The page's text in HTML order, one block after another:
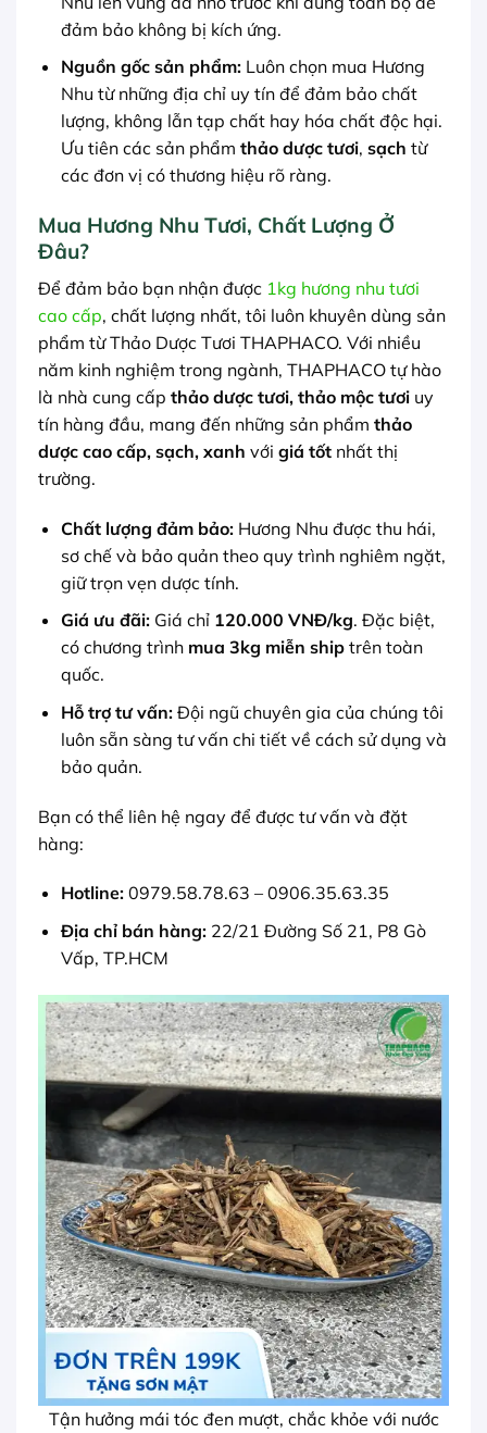
đảm bảo không bị kích ứng.
Nguồn gốc sản phẩm:Luôn chọn mua Hương
Nhu từ những địa chỉ uy tín để đảm bảo chất
lượng, không lẫn tạp chất hay hóa chất độc hại.
Ưu tiên các sản phẩm thảo dược tươi, sạch từ
các đơn vị có thương hiệu rõ ràng.
Mua Hương Nhu Tươi, Chất Lượng Ở
Đâu?
Để đảm bảo bạn nhận được 1kg hương nhu tươi
cao cấp, chất lượng nhất, tôi luôn khuyên dùng sản
phẩm từ Thảo Dược Tươi THAPHACO. Với nhiều
năm kinh nghiệm trong ngành, THAPHACO tự hào
là nhà cung cấp thảo dược tươi, thảo mộc tươi uy
tín hàng đầu, mang đến những sản phẩm thảo
dược cao cấp, sạch, xanh với giá tốt nhất thị
trường.
Chất lượng đảm bảo:Hương Nhu được thu hái,
sơ chế và bảo quản theo quy trình nghiêm ngặt,
giữ trọn vẹn dược tính.
Giá ưu đãi:Giá chỉ 120.000 VNĐ/kg. Đặc biệt,
có chương trình mua 3kg miễn shiptrên toàn
quốc.
Hỗ trợ tư vấn:Đội ngũ chuyên gia của chúng tôi
luôn sẵn sàng tư vấn chi tiết về cách sử dụng và
bảo quản.
Bạn có thể liên hệ ngay để được tư vấn và đặt
hàng:
Hotline:0979.58.78.63 – 0906.35.63.35
Địa chỉ bán hàng:22/21 Đường Số 21, P8 Gò
Vấp, TP.HCM
Tận hưởng mái tóc đen mượt, chắc khỏe với nước